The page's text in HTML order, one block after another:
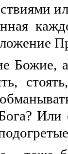
Божие,
Или